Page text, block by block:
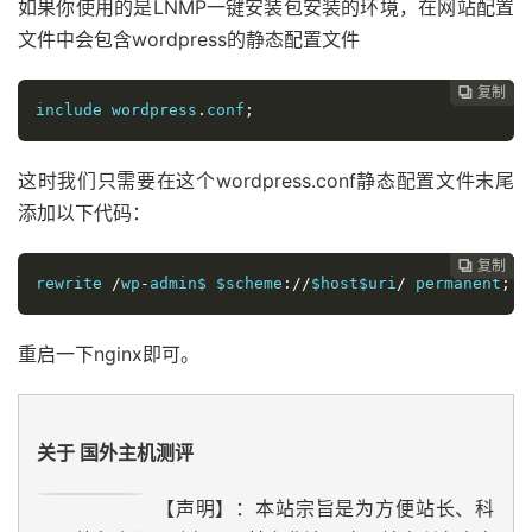
如果你使用的是LNMP一键安装包安装的环境，在网站配置
文件中会包含wordpress的静态配置文件
 复制
 复制
 复制
 复制
include wordpress . conf ;
这时我们只需要在这个wordpress.conf静态配置文件末尾
添加以下代码：
 复制
 复制
 复制
rewrite
/wp - admin$ $scheme ://$host$uri / permanent ;
重启一下nginx即可。
关于 国外主机测评
【声明】：本站宗旨是为方便站长、科